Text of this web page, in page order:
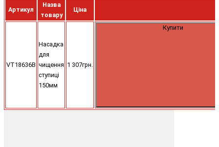
Артикул
Назва
товару
Ціна
VT18636B
Насадка
для
чищення
ступиці
150мм
1 307грн.
Купити